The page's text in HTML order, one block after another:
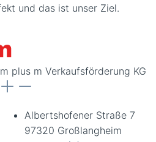
und das ist unser Ziel.
m plus m Verkaufsförderung KG
Albertshofener Straße 7
97320 Großlangheim